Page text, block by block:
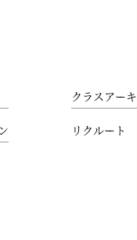
クラスアーキ
リクルート